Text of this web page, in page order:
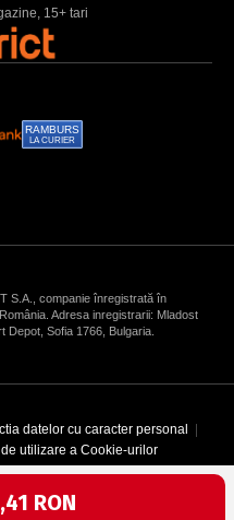
цена:
RON
15+ tari
RAMBURS
LA CURIER
S.A., companie înregistrată în
Adresa inregistrarii: Mladost
Depot, Sofia 1766, Bulgaria.
datelor cu caracter personal
utilizare a Cookie-urilor
DEPOT SA